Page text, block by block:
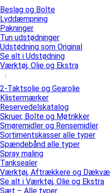
Beslag og Bolte
Lyddæmpning
Pakninger
Tun udstødninger
Udstødning som Original
Se alt i Udstødning
Værktøj, Olie og Ekstra
2-Taktsolie og Gearolie
Klistermærker
Reservedelskatalog
Skruer, Bolte og Møtrikker
Smøremidler og Rensemidler
Sortimentskasser alle typer
Spændebånd alle typer
Spray maling
Tanksealer
Værktøj, Aftrækkere og
Se alt i Værktøj, Olie og Ekstra
Sæt – Alle typer